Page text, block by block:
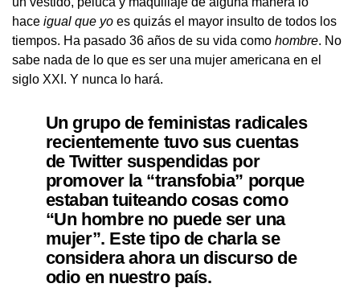
hace igual que yo es quizás el mayor insulto de todos los
tiempos. Ha pasado 36 años de su vida como hombre. No
sabe nada de lo que es ser una mujer americana en el
siglo XXI. Y nunca lo hará.
Un grupo de feministas radicales
recientemente tuvo sus cuentas
de Twitter suspendidas por
promover la “transfobia” porque
estaban tuiteando cosas como
“Un hombre no puede ser una
mujer”. Este tipo de charla se
considera ahora un discurso de
odio en nuestro país.